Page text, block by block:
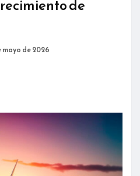
de
mayo de 2026